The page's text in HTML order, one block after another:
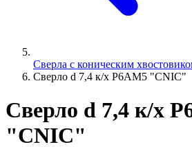
Сверла с коническим
Сверло d 7,4 к/х Р6АМ5 "CNIC"
Сверло d 7,4 к/х
"CNIC"